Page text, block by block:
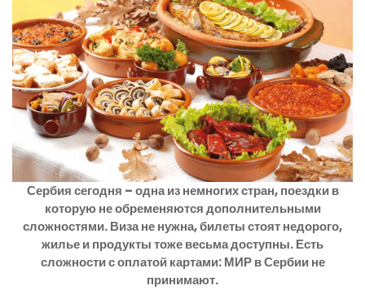
Сербия сегодня – одна из немногих стран, поездки в
которую не обременяются дополнительными
сложностями. Виза не нужна, билеты стоят недорого,
жилье и продукты тоже весьма доступны. Есть
сложности с оплатой картами: МИР в Сербии не
принимают.